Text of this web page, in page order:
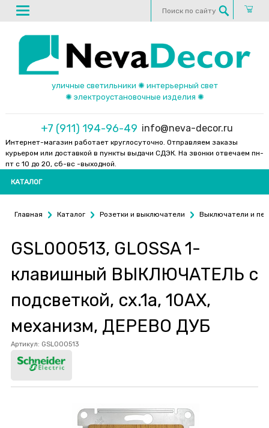
уличные светильники ✺ интерьерный свет
✺ электроустановочные изделия ✺
+7 (911) 194-96-49 info@neva-decor.ru
Интернет-магазин работает круглосуточно. Отправляем заказы
курьером или доставкой в пункты выдачи СДЭК. На звонки отвечаем пн-
пт с 10 до 20, сб-вс -выходной.
КАТАЛОГ
Главная Каталог Розетки и выключатели Выключатели и
GSL000513, GLOSSA 1-
клавишный ВЫКЛЮЧАТЕЛЬ с
подсветкой, сх.1а, 10АХ,
механизм, ДЕРЕВО ДУБ
Артикул: GSL000513